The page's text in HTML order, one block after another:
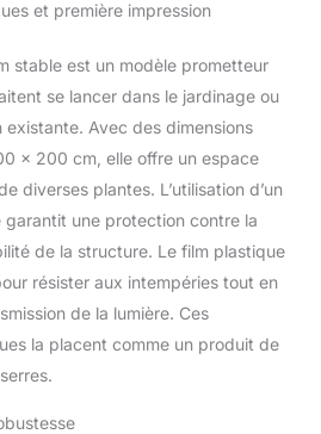
spécial de haute qualité
garantit une stabilité
maximale et la protection
à long terme de vos
contre des conditions
météorologiques
variables, telles que la
pluie, la neige, le vent et
intense. PROTECTION
EFFICACE DES PLANTES
POUR TOUTES LES
SAISONS : La serre à film
protection fiable des
et première impression
stable est un modèle prometteur
se lancer dans le jardinage ou
existante. Avec des dimensions
x 200 cm, elle offre un espace
diverses plantes. L’utilisation d’un
une protection contre la
de la structure. Le film plastique
résister aux intempéries tout en
de la lumière. Ces
la placent comme un produit de